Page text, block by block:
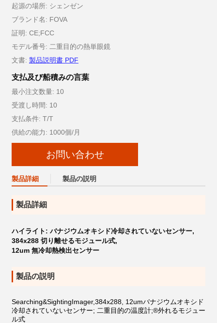
起源の場所: シェンゼン
ブランド名: FOVA
証明: CE;FCC
モデル番号: 二重目的の熱単眼鏡
文書: 製品説明書 PDF
支払及び船積みの言葉
最小注文数量: 10
受渡し時間: 10
支払条件: T/T
供給の能力: 1000個/月
お問い合わせ
製品詳細 製品の説明
製品詳細
ハイライト: バナジウムオキシド冷却されていないセンサー,
384x288 切り離せるモジュール式,
12um 無冷却熱検出センサー
製品の説明
Searching&SightingImager,384x288, 12umバナジウムオキシド
冷却されていないセンサー; 二重目的の温度計;®外れるモジュー
ル式